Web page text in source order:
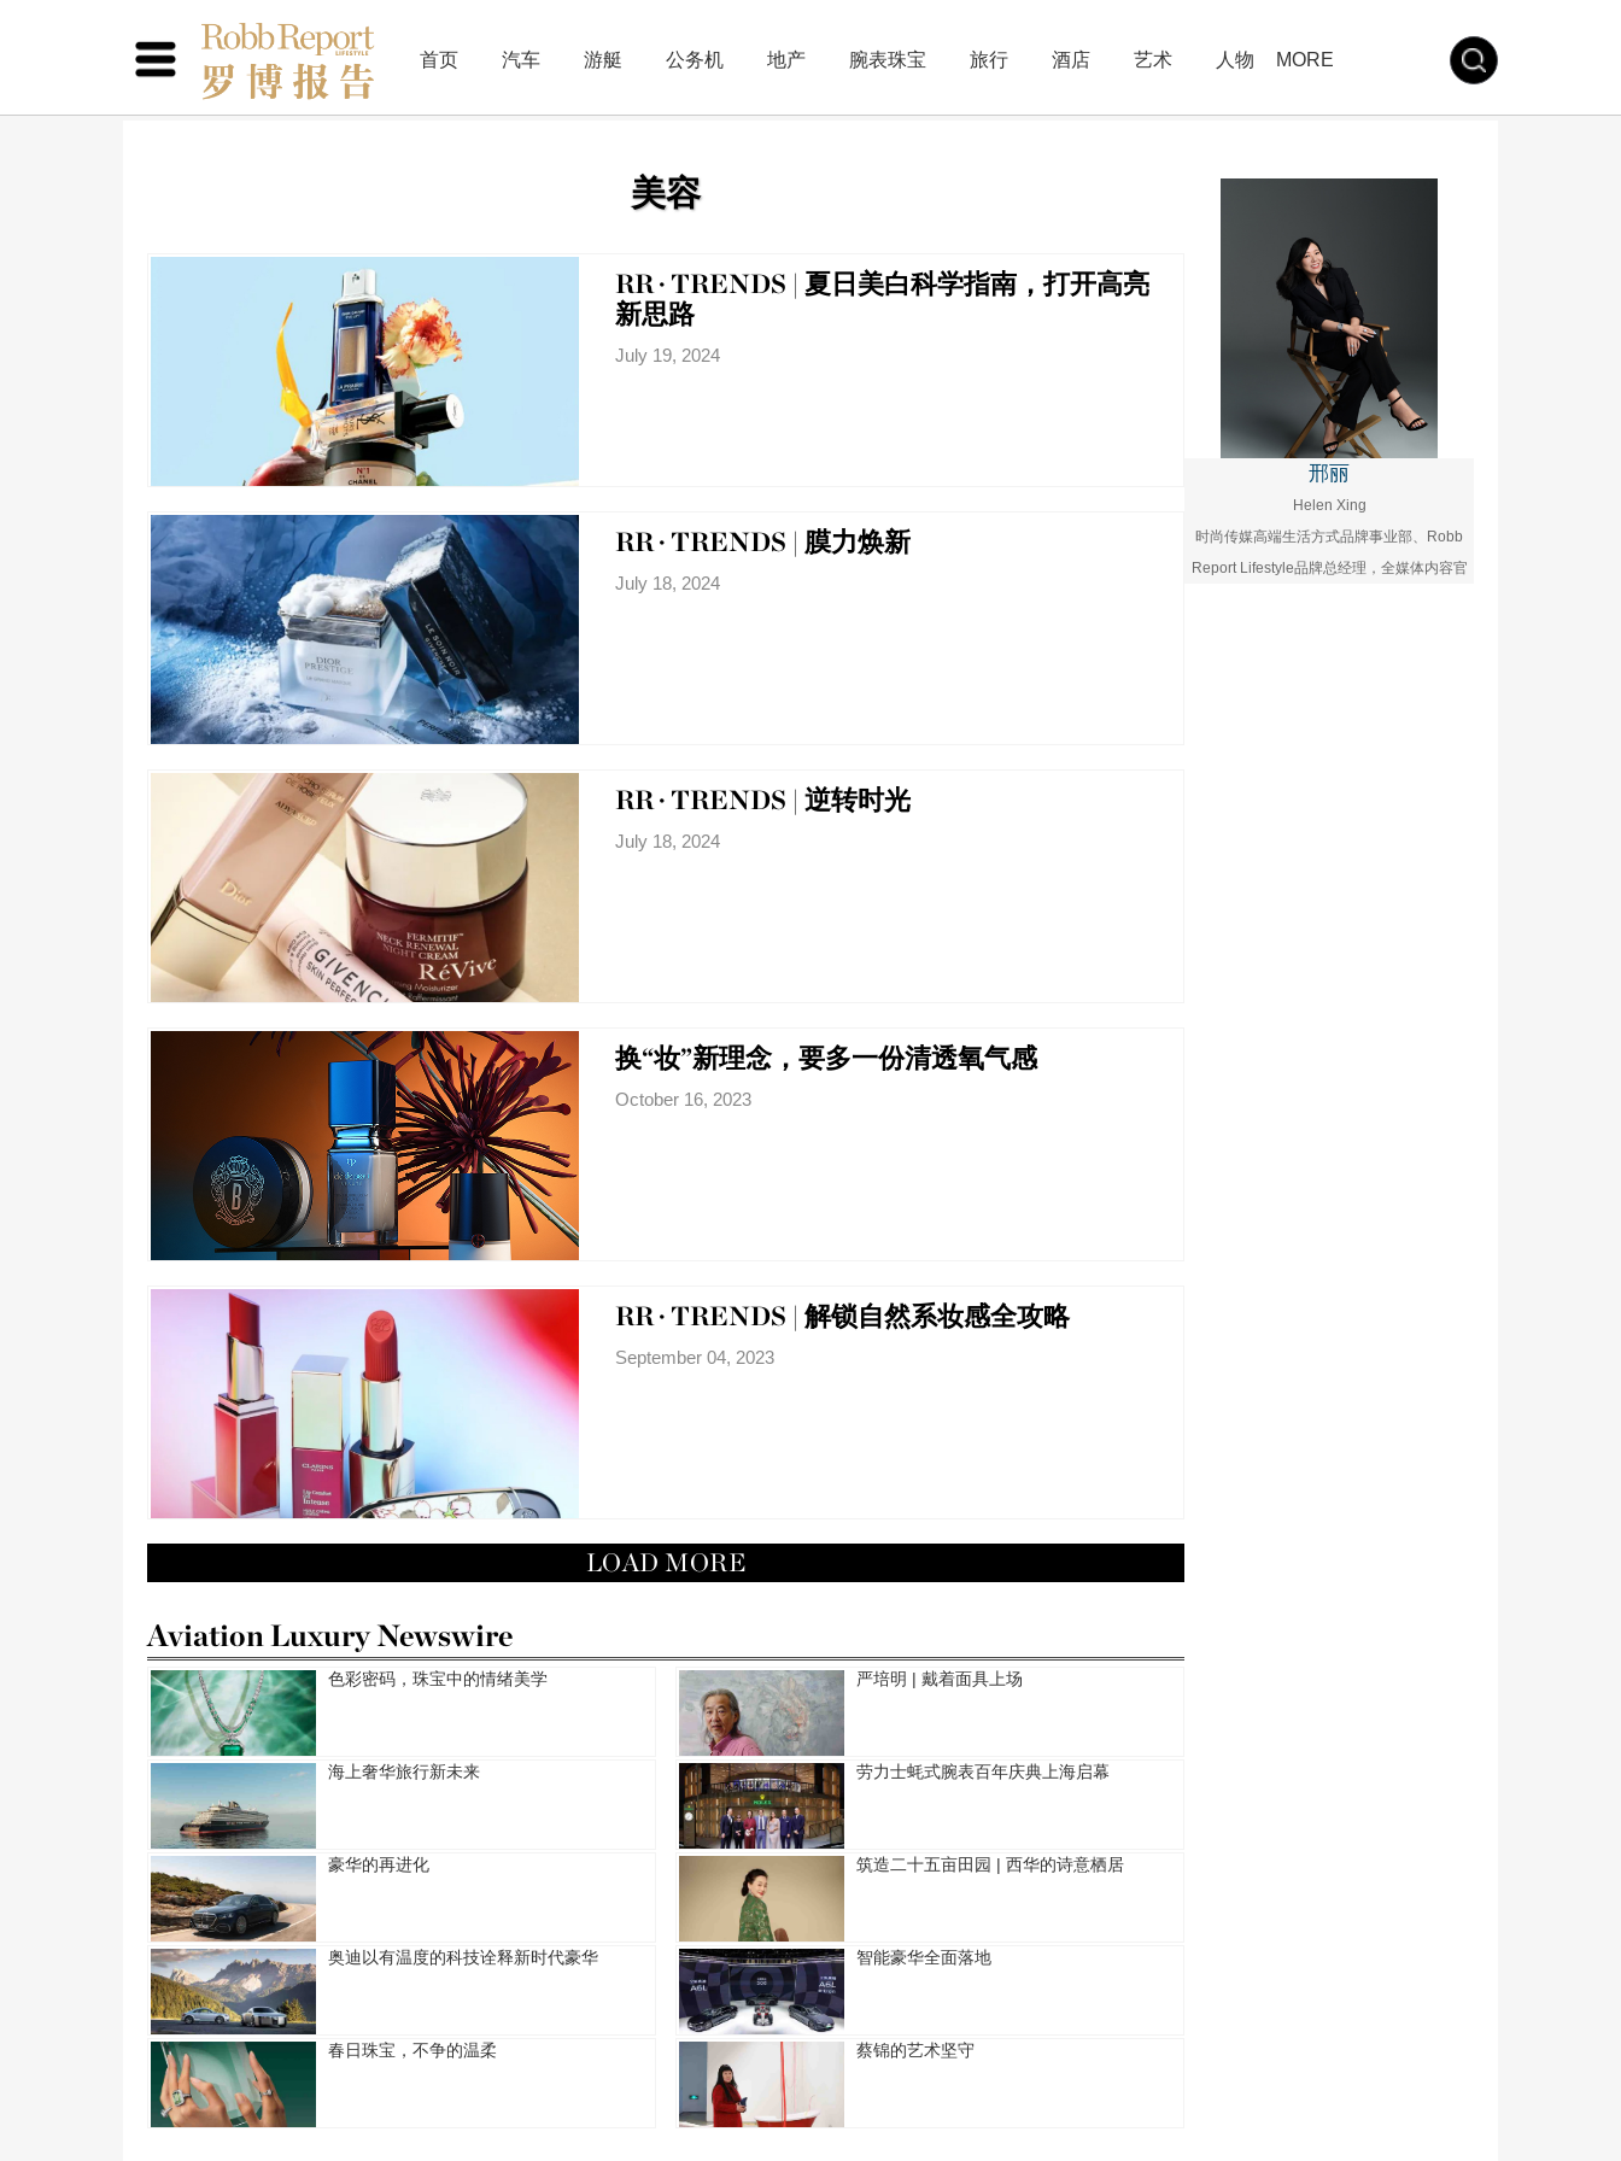
首页 汽车 游艇 公务机 地产 腕表珠宝 旅行 酒店 艺术 人物 MORE
邢丽
Helen Xing
时尚传媒高端生活方式品牌事业部、Robb
Report Lifestyle品牌总经理，全媒体内容官
美容
RR · TRENDS | 夏日美白科学指南，打开高亮
新思路
July 19, 2024
RR · TRENDS | 膜力焕新
July 18, 2024
RR · TRENDS | 逆转时光
July 18, 2024
换“妆”新理念，要多一份清透氧气感
October 16, 2023
RR · TRENDS | 解锁自然系妆感全攻略
September 04, 2023
LOAD MORE
Aviation Luxury Newswire
色彩密码，珠宝中的情绪美学 严培明 | 戴着面具上场
海上奢华旅行新未来 劳力士蚝式腕表百年庆典上海启幕
豪华的再进化 筑造二十五亩田园 | 西华的诗意栖居
奥迪以有温度的科技诠释新时代豪华 智能豪华全面落地
春日珠宝，不争的温柔 蔡锦的艺术坚守